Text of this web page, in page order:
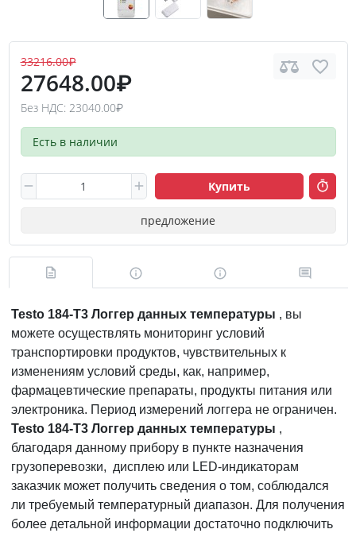
33216.00₽
27648.00₽
Без НДС: 23040.00₽
Есть в наличии
Купить
предложение
Testo 184-T3 Логгер данных температуры , вы
можете осуществлять мониторинг условий
транспортировки продуктов, чувствительных к
изменениям условий среды, как, например,
фармацевтические препараты, продукты питания или
электроника. Период измерений логгера не ограничен.
Testo 184-T3 Логгер данных температуры ,
благодаря данному прибору в пункте назначения
грузоперевозки, дисплею или LED-индикаторам
заказчик может получить сведения о том, соблюдался
ли требуемый температурный диапазон. Для получения
более детальной информации достаточно подключить